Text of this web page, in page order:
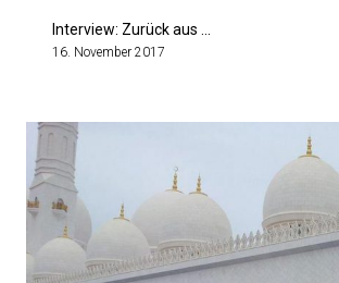
Interview: Zurück aus ...
16. November 2017